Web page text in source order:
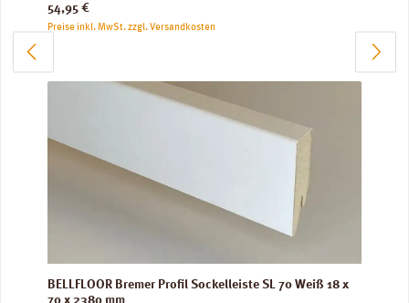
Regulärer Preis:
54,95 €
Preise inkl. MwSt. zzgl. Versandkosten
BELLFLOOR Bremer Profil Sockelleiste SL 70 Weiß 18 x
70 x 2380 mm